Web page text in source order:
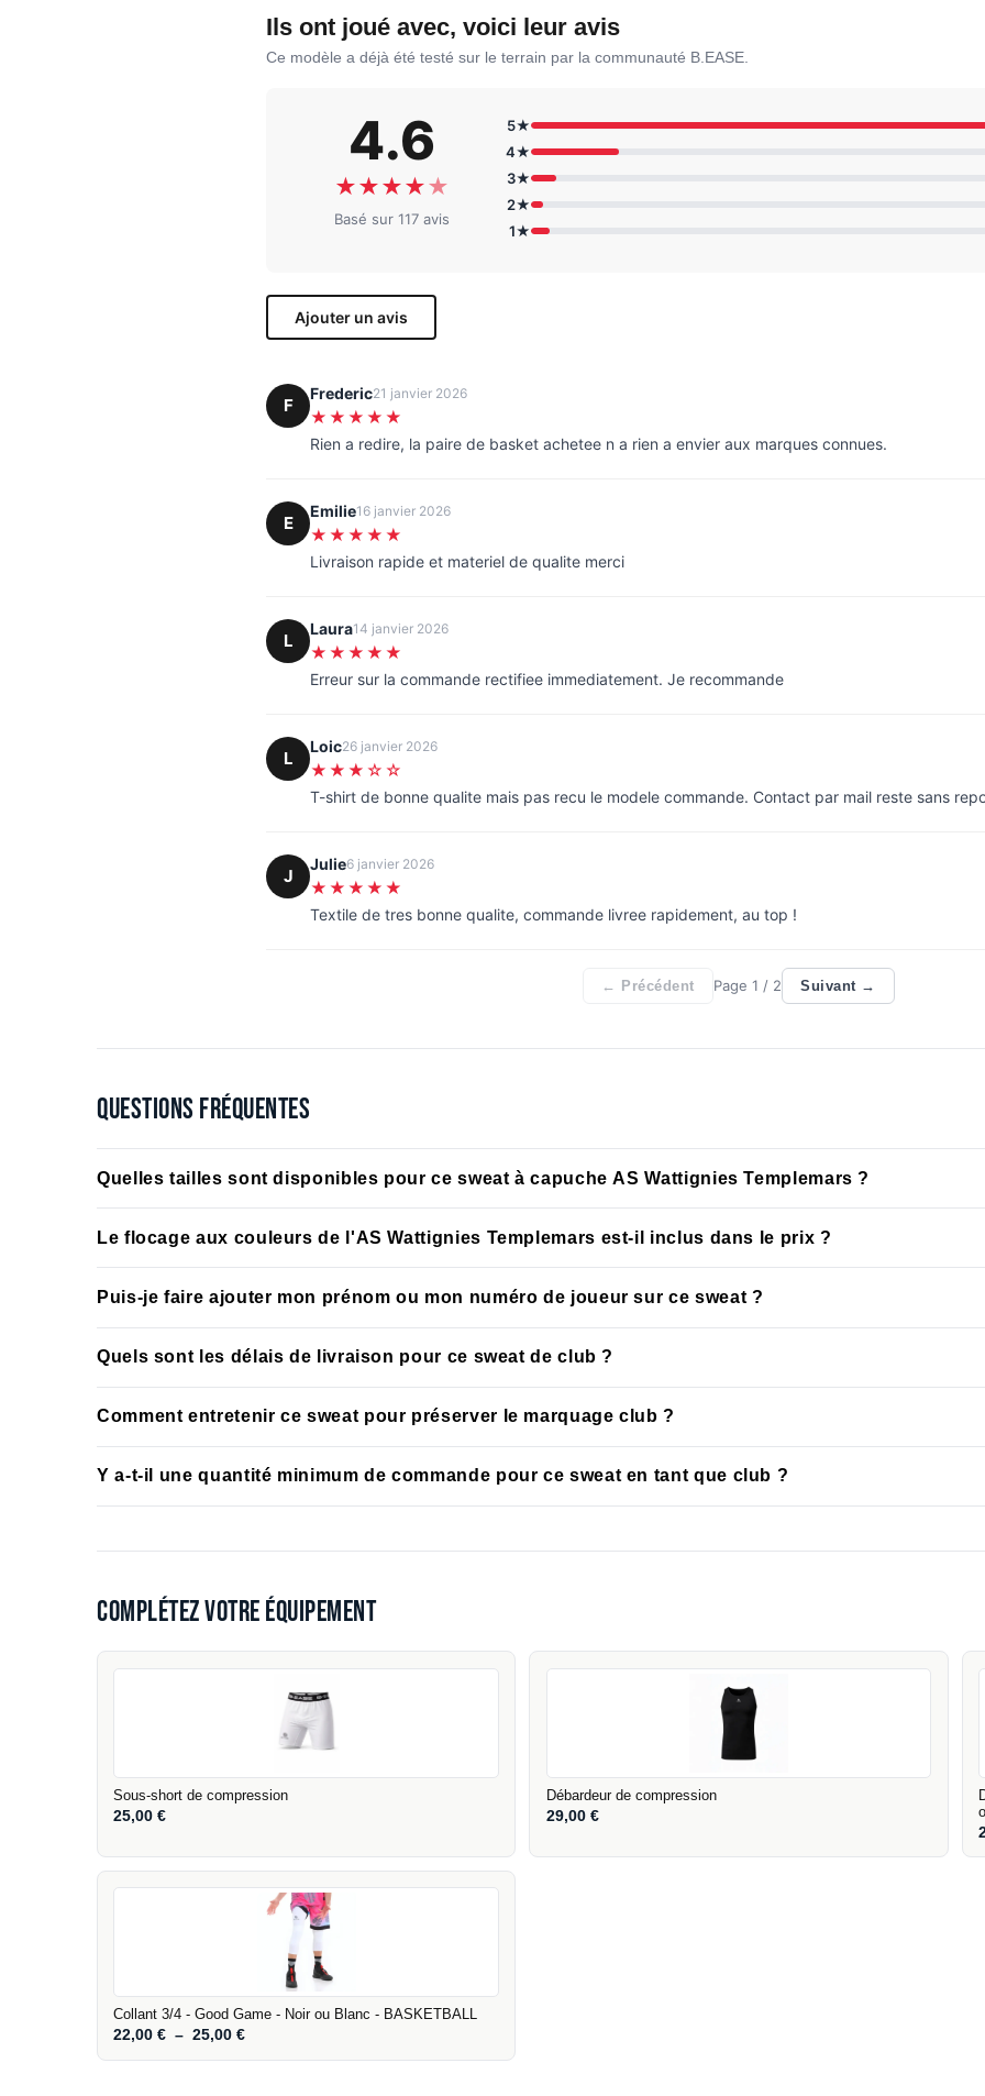
Ils ont joué avec, voici leur avis
Ce modèle a déjà été testé sur le terrain par la communauté B.EASE.
4.6
★★★★★
Basé sur 117 avis
5★
4★
3★
2★
1★
Ajouter un avis
F
Frederic21 janvier 2026
★★★★★
Rien a redire, la paire de basket achetee n a rien a envier aux marques connues.
E
Emilie16 janvier 2026
★★★★★
Livraison rapide et materiel de qualite merci
L
Laura14 janvier 2026
★★★★★
Erreur sur la commande rectifiee immediatement. Je recommande
L
Loic26 janvier 2026
★★★☆☆
T-shirt de bonne qualite mais pas recu le modele commande. Contact par mail reste sans
J
Julie6 janvier 2026
★★★★★
Textile de tres bonne qualite, commande livree rapidement, au top !
← Précédent Page1 / 2 Suivant →
Questions fréquentes
Quelles tailles sont disponibles pour ce sweat à capuche AS Wattignies Templemars ?
du club, des jeunes pousses aux seniors.
Le flocage aux couleurs de l'AS Wattignies Templemars est-il inclus dans le prix ?
Templemars, sans supplément.
Puis-je faire ajouter mon prénom ou mon numéro de joueur sur ce sweat ?
service client afin de vérifier les options disponibles et les éventuels délais supplémentaires.
Quels sont les délais de livraison pour ce sweat de club ?
communiquera un délai précis à la confirmation de votre achat.
Comment entretenir ce sweat pour préserver le marquage club ?
tenue du coloris noir sur la durée.
Y a-t-il une quantité minimum de commande pour ce sweat en tant que club ?
préférentiel, rapprochez-vous de B.EASE afin d'étudier les conditions applicables.
Complétez votre équipement
Sous-short de compression
25,00€
Débardeur de compression
29,00 €
Collant 3/4 - Good Game - Noir ou Blanc - BASKETBALL
22,00€ – 25,00€